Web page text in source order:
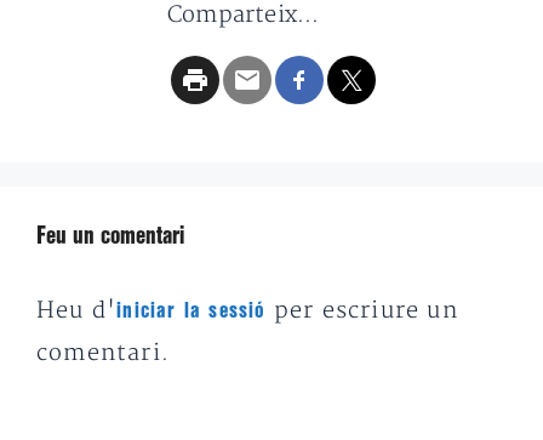
Comparteix...
Feu un comentari
Heu d'iniciar la sessió
per escriure un
comentari.